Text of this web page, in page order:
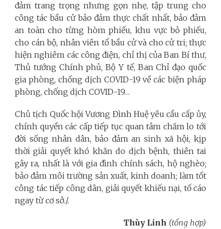
đảm trang trọng nhưng gọn nhẹ, tập trung cho
công tác bầu cử bảo đảm thực chất nhất, bảo đảm
an toàn cho từng hòm phiếu, khu vực bỏ phiếu,
cho cán bộ, nhân viên tổ bầu cử và cho cử tri; thực
hiện nghiêm các công điện, chỉ thị của Ban Bí thư,
Thủ tướng Chính phủ, Bộ Y tế, Ban Chỉ đạo quốc
gia phòng, chống dịch COVID-19 về các biện pháp
phòng, chống dịch COVID-19…
Chủ tịch Quốc hội Vương Đình Huệ yêu cầu cấp ủy,
chính quyền các cấp tiếp tục quan tâm chăm lo tới
đời sống nhân dân, bảo đảm an sinh xã hội, kịp
thời giải quyết khó khăn do dịch bệnh, thiên tai
gây ra, nhất là với gia đình chính sách, hộ nghèo;
bảo đảm môi trường sản xuất, kinh doanh; làm tốt
công tác tiếp công dân, giải quyết khiếu nại, tố cáo
ngay từ cơ sở./.
Thùy Linh (tổng hợp)